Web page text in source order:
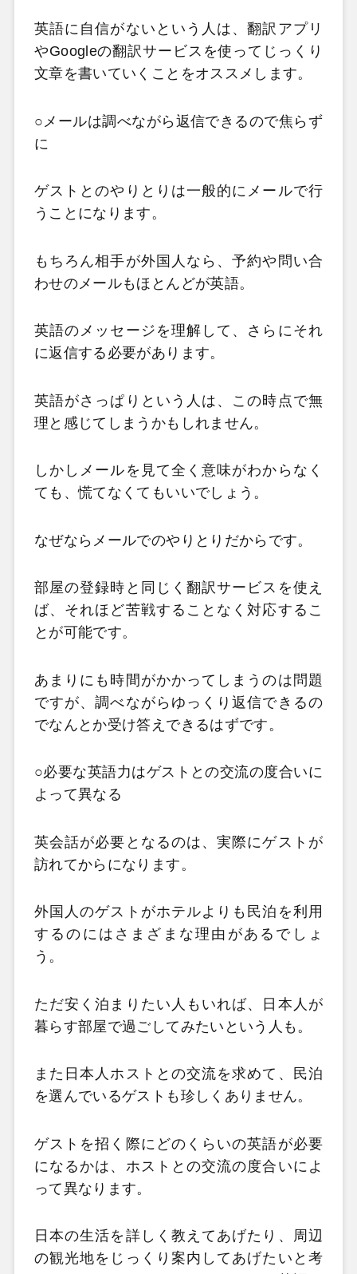
英語に自信がないという人は、翻訳アプリ
やGoogleの翻訳サービスを使ってじっくり
文章を書いていくことをオススメします。
○メールは調べながら返信できるので焦らず
に
ゲストとのやりとりは一般的にメールで行
うことになります。
もちろん相手が外国人なら、予約や問い合
わせのメールもほとんどが英語。
英語のメッセージを理解して、さらにそれ
に返信する必要があります。
英語がさっぱりという人は、この時点で無
理と感じてしまうかもしれません。
しかしメールを見て全く意味がわからなく
ても、慌てなくてもいいでしょう。
なぜならメールでのやりとりだからです。
部屋の登録時と同じく翻訳サービスを使え
ば、それほど苦戦することなく対応するこ
とが可能です。
あまりにも時間がかかってしまうのは問題
ですが、調べながらゆっくり返信できるの
でなんとか受け答えできるはずです。
○必要な英語力はゲストとの交流の度合いに
よって異なる
英会話が必要となるのは、実際にゲストが
訪れてからになります。
外国人のゲストがホテルよりも民泊を利用
するのにはさまざまな理由があるでしょ
う。
ただ安く泊まりたい人もいれば、日本人が
暮らす部屋で過ごしてみたいという人も。
また日本人ホストとの交流を求めて、民泊
を選んでいるゲストも珍しくありません。
ゲストを招く際にどのくらいの英語が必要
になるかは、ホストとの交流の度合いによ
って異なります。
日本の生活を詳しく教えてあげたり、周辺
の観光地をじっくり案内してあげたいと考